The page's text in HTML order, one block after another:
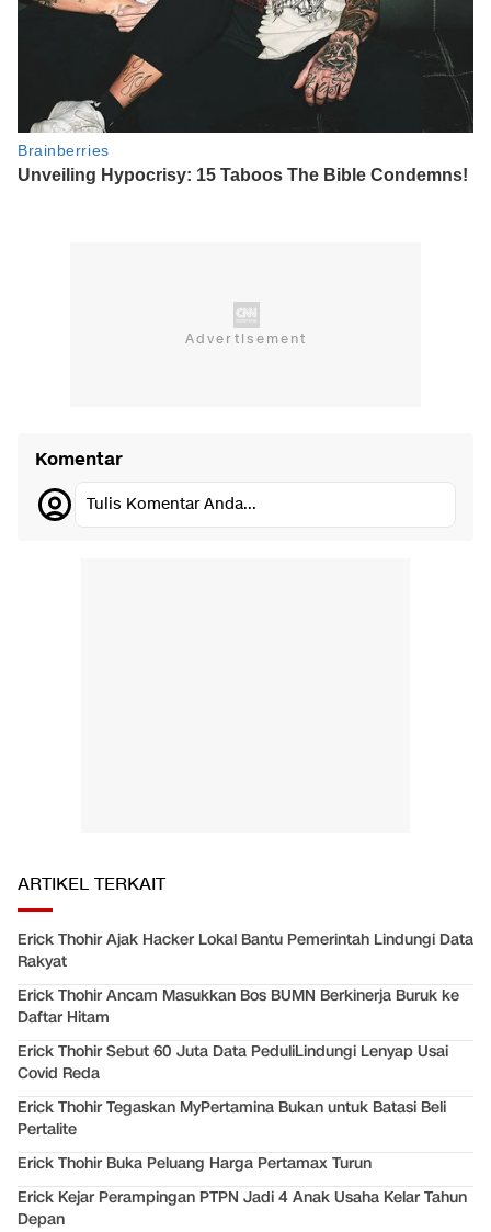
Komentar
Tulis Komentar Anda...
ARTIKEL TERKAIT
Erick Thohir Ajak Hacker Lokal Bantu Pemerintah Lindungi Data
Rakyat
Erick Thohir Ancam Masukkan Bos BUMN Berkinerja Buruk ke
Daftar Hitam
Erick Thohir Sebut 60 Juta Data PeduliLindungi Lenyap Usai
Covid Reda
Erick Thohir Tegaskan MyPertamina Bukan untuk Batasi Beli
Pertalite
Erick Thohir Buka Peluang Harga Pertamax Turun
Erick Kejar Perampingan PTPN Jadi 4 Anak Usaha Kelar Tahun
Depan